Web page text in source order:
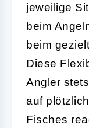
jeweilige
beim
beim
Diese
Angler
auf
Fisches